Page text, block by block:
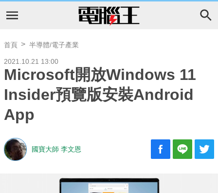
首頁 半導體/電子產業
2021.10.21 13:00
Microsoft開放Windows 11
Insider預覽版安裝Android
App
國寶大師 李文恩